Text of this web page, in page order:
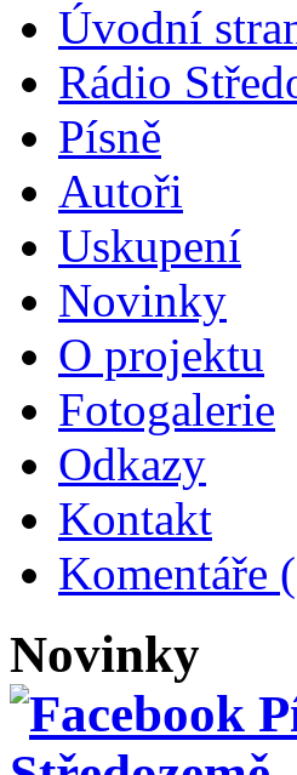
Úvodní
Rádio
Písně
Autoři
Uskupení
Novinky
O projektu
Fotogalerie
Odkazy
Kontakt
Komentáře
Novinky